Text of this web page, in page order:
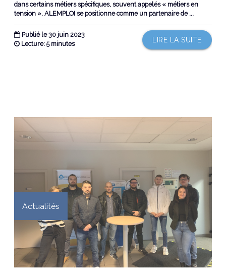
dans certains métiers spécifiques, souvent appelés « métiers en
tension ». ALEMPLOI se positionne comme un partenaire de ...
Publié le 30 juin 2023
LIRE LA SUITE
Lecture: 5 minutes
Actualités